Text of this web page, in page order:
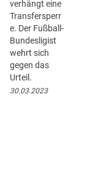
verhängt eine
Transfersperr
e. Der Fußball-
Bundesligist
wehrt sich
gegen das
Urteil.
30.03.2023